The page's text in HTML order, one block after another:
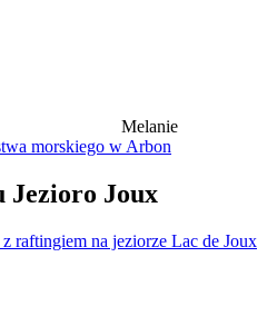
Melanie
morskiego w Arbon
Jezioro Joux
raftingiem na jeziorze Lac de Joux